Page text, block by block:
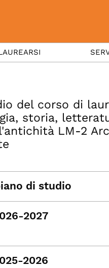
del corso di
storia,
LM-2
di studio
2027
2026